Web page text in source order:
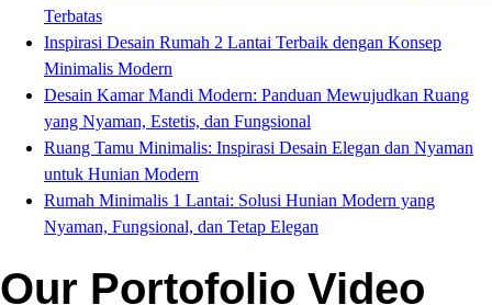
Terbatas
Inspirasi Desain Rumah 2 Lantai Terbaik dengan Konsep
Minimalis Modern
Desain Kamar Mandi Modern: Panduan Mewujudkan Ruang
yang Nyaman, Estetis, dan Fungsional
Ruang Tamu Minimalis: Inspirasi Desain Elegan dan Nyaman
untuk Hunian Modern
Rumah Minimalis 1 Lantai: Solusi Hunian Modern yang
Nyaman, Fungsional, dan Tetap Elegan
Our Portofolio Video